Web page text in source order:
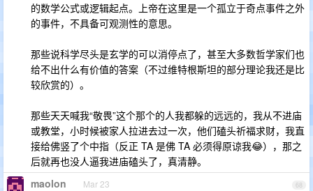
的数学公式或逻辑起点。上帝在这里是一个孤立于奇点事件之外
的事件，不具备可观测性的意思。
那些说科学尽头是玄学的可以消停点了，甚至大多数哲学家们也
给不出什么有价值的答案（不过维特根斯坦的部分理论我还是比
较欣赏的）。
那些天天喊我“敬畏”这个那个的人我都躲的远远的，我从不进庙
或教堂，小时候被家人拉进去过一次，他们磕头祈福求财，我直
接给佛竖了个中指（反正 TA 是佛 TA 必须得原谅我😂），那之
后就再也没人逼我进庙磕头了，真清静。
68
maolon Mar 23